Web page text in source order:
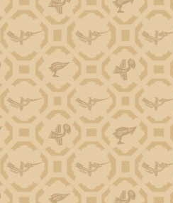
Tổng quan Đắk Lắk
HĐND tỉnh Đắk Lắk
UBND tỉnh Đắk Lắk
LÃNH ĐẠO UBND TỈNH
Chủ tịch Đỗ Hữu Huy
Phó Chủ tịch Hồ Thị Nguyên Thảo
Phó Chủ tịch Nguyễn Thiên Văn
Phó Chủ tịch Trương Công Thái